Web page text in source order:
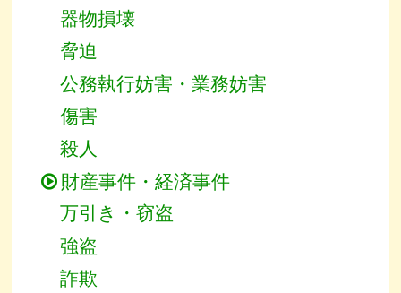
器物損壊
脅迫
公務執行妨害・業務妨害
傷害
殺人
財産事件・経済事件
万引き・窃盗
強盗
詐欺